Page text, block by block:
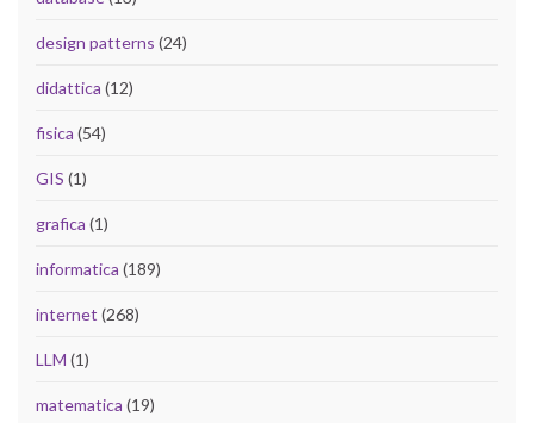
design patterns (24)
didattica (12)
fisica (54)
GIS (1)
grafica (1)
informatica (189)
internet (268)
LLM (1)
matematica (19)